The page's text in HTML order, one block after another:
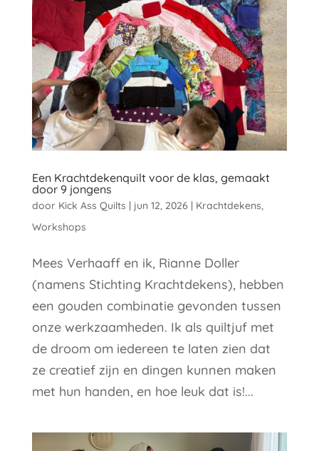
Een Krachtdekenquilt voor de klas, gemaakt
door 9 jongens
door Kick Ass Quilts | jun 12, 2026 | Krachtdekens
Workshops
Mees Verhaaff en ik, Rianne Doller
(namens Stichting Krachtdekens), hebben
een gouden combinatie gevonden tussen
onze werkzaamheden. Ik als quiltjuf met
de droom om iedereen te laten zien dat
ze creatief zijn en dingen kunnen maken
met hun handen, en hoe leuk dat is!...